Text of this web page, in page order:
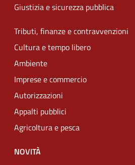
Giustizia e sicurezza pubblica
Tributi, finanze e contravvenzioni
Cultura e tempo libero
Ambiente
Imprese e commercio
Autorizzazioni
Appalti pubblici
Agricoltura e pesca
NOVITÀ